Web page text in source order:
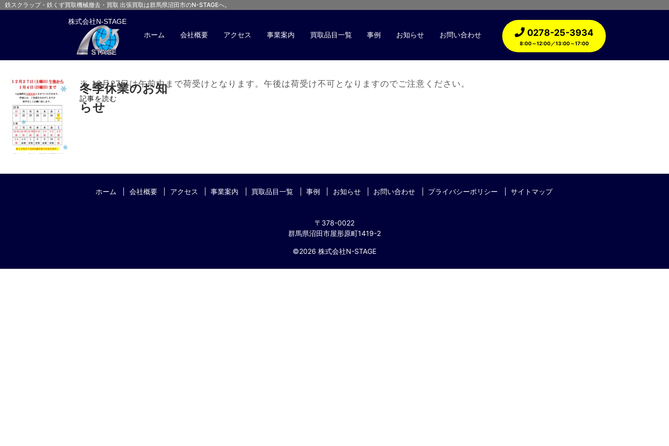
鉄スクラップ・鉄くず買取機械撤去・買取 出張買取は群馬県沼田市のN-STAGEへ。
株式会社N-STAGE
0278-25-3934
8:00～12:00／13:00～17:00
ホーム 会社概要 アクセス 事業案内 買取品目一覧 事例 お知らせ お問い合わせ
冬季休業のお知
らせ
※ 12月27日は午前中まで荷受けとなります。午後は荷受け不可となりますのでご注意ください。
記事を読む
ホーム 会社概要 アクセス 事業案内 買取品目一覧 事例 お知らせ お問い合わせ プライバシーポリシー サイトマップ
〒378-0022
群馬県沼田市屋形原町1419-2
©2026 株式会社N-STAGE